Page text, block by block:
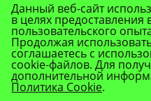
Данный веб-сайт
в целях предоставления
пользовательского
Продолжая
соглашаетесь с
cookie-файлов. Для
дополнительной
Политика Cookie.